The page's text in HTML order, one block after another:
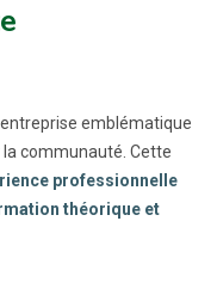
emblématique
communauté. Cette
professionnelle
théorique et